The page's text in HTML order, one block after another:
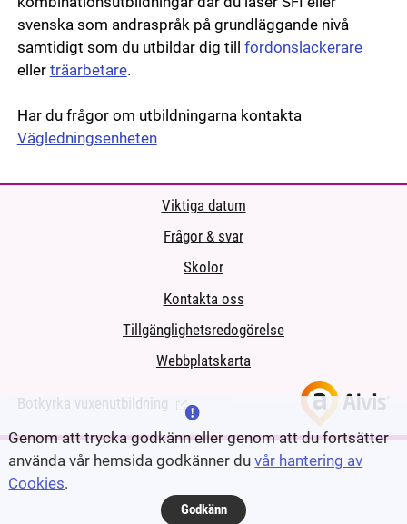
svenska som andraspråk på grundläggande nivå
samtidigt som du utbildar dig till fordonslackerare
eller träarbetare.
Har du frågor om utbildningarna kontakta
Vägledningsenheten
Viktiga datum
Frågor & svar
Skolor
Kontakta oss
Tillgänglighetsredogörelse
Webbplatskarta
Botkyrka vuxenutbildning (Länk till extern sida.)
Genom att trycka godkänn eller genom att du fortsätter
använda vår hemsida godkänner duvår hantering av
Cookies.
Godkänn